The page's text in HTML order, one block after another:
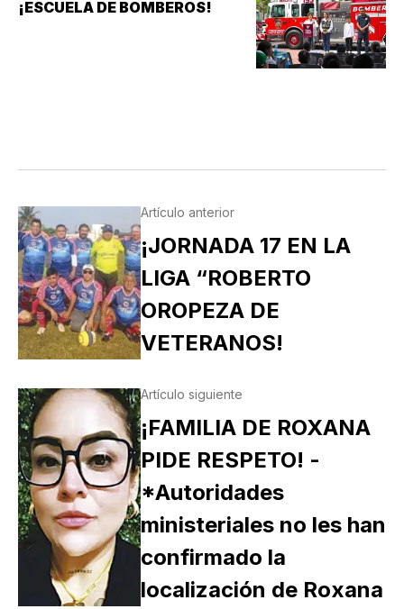
¡ESCUELA DE BOMBEROS!
Artículo anterior
¡JORNADA 17 EN LA
LIGA “ROBERTO
OROPEZA DE
VETERANOS!
Artículo siguiente
¡FAMILIA DE ROXANA
PIDE RESPETO! -
*Autoridades
ministeriales no les han
confirmado la
localización de Roxana